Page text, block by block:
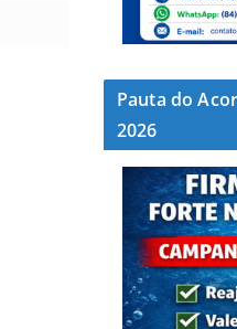
Pauta do
2026